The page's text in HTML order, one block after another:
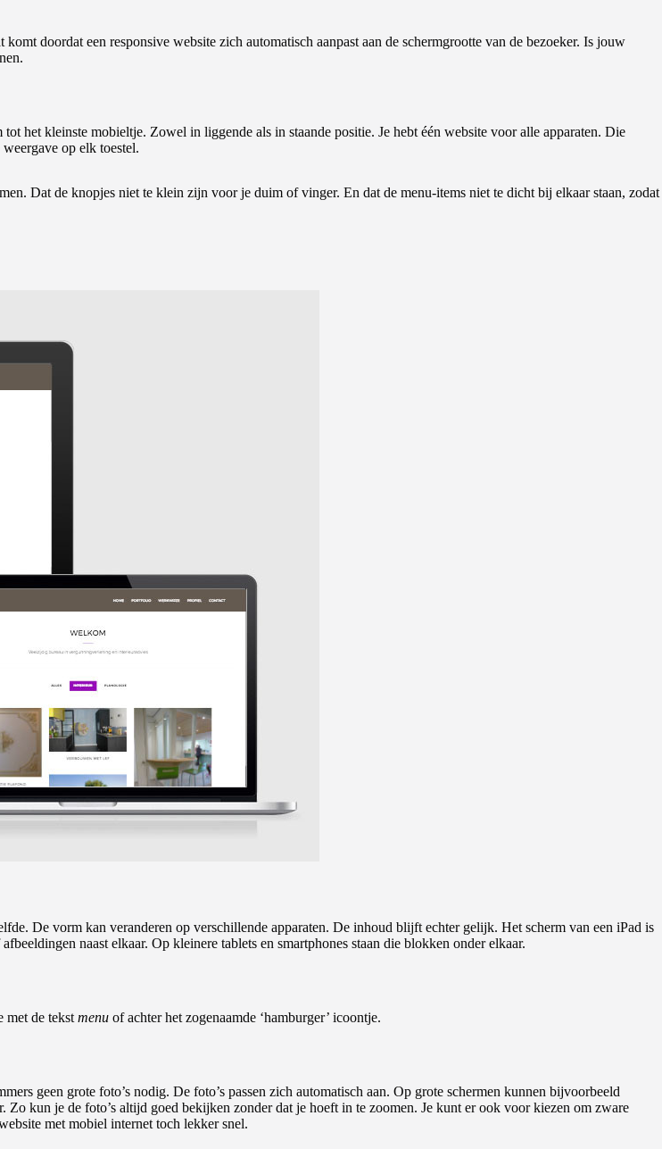
doordat een responsive website zich automatisch aanpast aan de schermgrootte van de bezoeker. Is jouw
het kleinste mobieltje. Zowel in liggende als in staande positie. Je hebt één website voor alle apparaten. Die
op elk toestel.
Dat de knopjes niet te klein zijn voor je duim of vinger. En dat de menu-items niet te dicht bij elkaar staan, zodat
De vorm kan veranderen op verschillende apparaten. De inhoud blijft echter gelijk. Het scherm van een iPad is
naast elkaar. Op kleinere tablets en smartphones staan die blokken onder elkaar.
met de tekst menu of achter het zogenaamde ‘hamburger’ icoontje.
geen grote foto’s nodig. De foto’s passen zich automatisch aan. Op grote schermen kunnen bijvoorbeeld
Zo kun je de foto’s altijd goed bekijken zonder dat je hoeft in te zoomen. Je kunt er ook voor kiezen om zware
met mobiel internet toch lekker snel.